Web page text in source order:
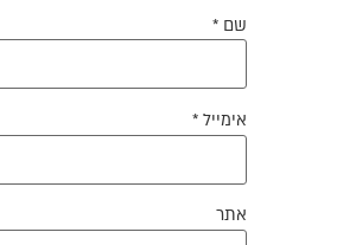
שם *
אימייל *
אתר